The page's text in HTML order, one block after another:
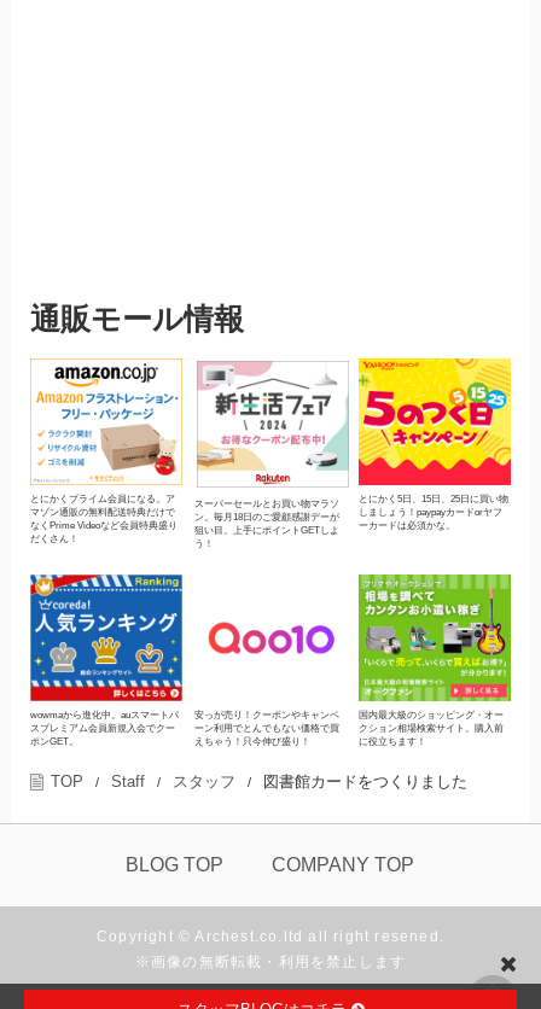
通販モール情報
とにかくプライム会員になる。ア
マゾン通販の無料配送特典だけで
なくPrime Videoなど会員特典盛り
だくさん！
スーパーセールとお買い物マラソ
ン。毎月18日のご愛顧感謝デーが
狙い目。上手にポイントGETしよ
う！
とにかく5日、15日、25日に買い物
しましょう！paypayカードorヤフ
ーカードは必須かな。
wowmaから進化中。auスマートパ
スプレミアム会員新規入会でクー
ポンGET。
安っが売り！クーポンやキャンペ
ーン利用でとんでもない価格で買
えちゃう！只今伸び盛り！
国内最大級のショッピング・オー
クション相場検索サイト。購入前
に役立ちます！
TOP / Staff / スタッフ / 図書館カードをつくりました
BLOG TOP COMPANY TOP
Copyright © Archest.co.ltd all right resened.
※画像の無断転載・利用を禁止します